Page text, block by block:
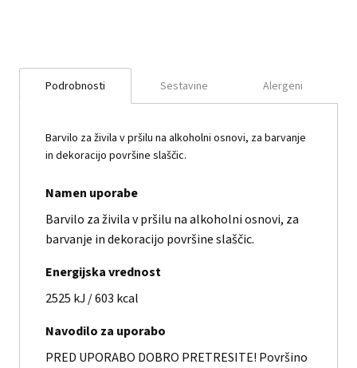
Podrobnosti Sestavine Alergeni
Barvilo za živila v pršilu na alkoholni osnovi, za barvanje
in dekoracijo površine slaščic.
Namen uporabe
Barvilo za živila v pršilu na alkoholni osnovi, za
barvanje in dekoracijo površine slaščic.
Energijska vrednost
2525 kJ / 603 kcal
Navodilo za uporabo
PRED UPORABO DOBRO PRETRESITE! Površino